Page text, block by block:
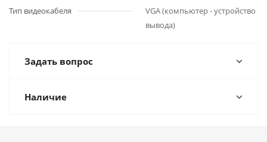
Тип видеокабеля
VGA (компьютер - устройство
вывода)
Задать вопрос
Наличие